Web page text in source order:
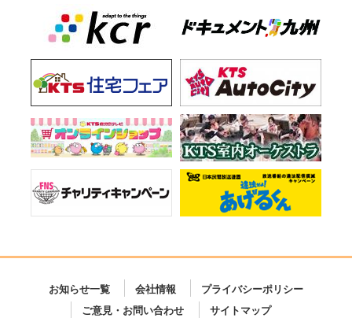
お知らせ一覧 会社情報
プライバシーポリシー
ご意見・お問い合わせ
サイトマップ